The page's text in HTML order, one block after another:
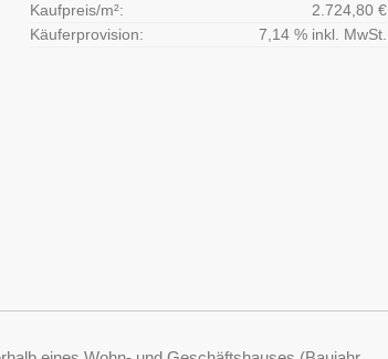
Kaufpreis/m²:
2.724,80 €
Käuferprovision:
7,14 % inkl. MwSt.